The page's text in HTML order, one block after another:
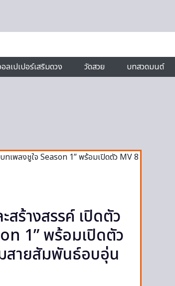
อลเปเปอร์เสริมดวง วัดสวย บทสวดมนต์
ร้างสรรค์ เปิดตัว
1” พร้อมเปิดตัว
สายสัมพันธ์อบอุ่น